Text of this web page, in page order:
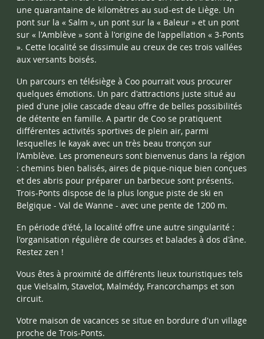
une quarantaine de kilomètres au sud-est de Liège. Un
pont sur la « Salm », un pont sur la « Baleur » et un pont
sur « l'Amblève » sont à l'origine de l'appellation « 3-Ponts
». Cette localité se dissimule au creux de ces trois vallées
aux versants boisés.
Un parcours en télésiège à Coo pourrait vous procurer
quelques émotions. Un parc d'attractions juste situé au
pied d'une jolie cascade d'eau offre de belles possibilités
de détente en famille. A partir de Coo se pratiquent
différentes activités sportives de plein air, parmi
lesquelles le kayak avec un très beau tronçon sur
l'Amblève. Les promeneurs sont bienvenus dans la région
: chemins bien balisés, aires de pique-nique bien conçues
et des abris pour préparer un barbecue sont présents.
Trois-Ponts dispose de la plus longue piste de ski en
Belgique - Val de Wanne - avec une pente de 1200 m.
En période d'été, la localité offre une autre singularité :
l'organisation régulière de courses et balades à dos d'âne.
Restez zen !
Vous êtes à proximité de différents lieux touristiques tels
que Vielsalm, Stavelot, Malmédy, Francorchamps et son
circuit.
Votre maison de vacances se situe en bordure d'un village
proche de Trois-Ponts.